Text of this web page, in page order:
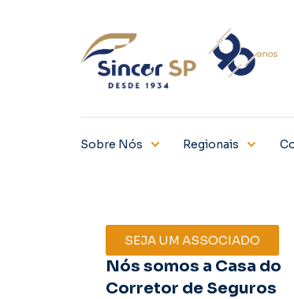
Sobre Nós Regionais
SEJA UM ASSOCIADO
Nós somos a Casa do
Corretor de Seguros